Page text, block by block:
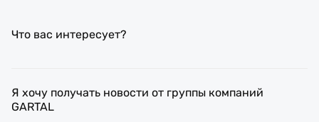
Что вас интересует?
Я хочу получать новости от группы компаний
GARTAL